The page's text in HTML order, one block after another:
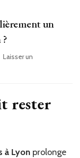
un
Laisser un
rester
à Lyon prolonge